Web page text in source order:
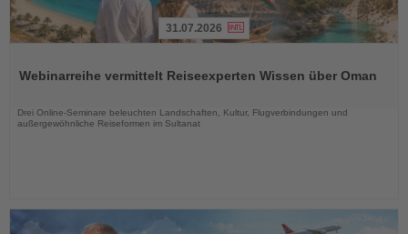
die
31.07.2026
Webinarreihe vermittelt Reiseexperten Wissen über Oman
Drei Online-Seminare beleuchten Landschaften, Kultur, Flugverbindungen und
außergewöhnliche Reiseformen im Sultanat